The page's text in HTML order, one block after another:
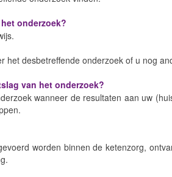
onderzoek?
het desbetreffende onderzoek of u nog
van het onderzoek?
wanneer de resultaten aan uw
worden binnen de ketenzorg,